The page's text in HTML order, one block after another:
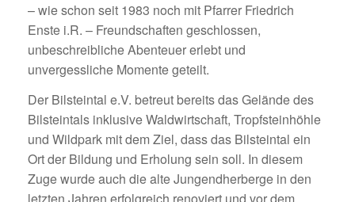
– wie schon seit 1983 noch mit Pfarrer Friedrich
Enste i.R. – Freundschaften geschlossen,
unbeschreibliche Abenteuer erlebt und
unvergessliche Momente geteilt.
Der Bilsteintal e.V. betreut bereits das Gelände des
Bilsteintals inklusive Waldwirtschaft, Tropfsteinhöhle
und Wildpark mit dem Ziel, dass das Bilsteintal ein
Ort der Bildung und Erholung sein soll. In diesem
Zuge wurde auch die alte Jungendherberge in den